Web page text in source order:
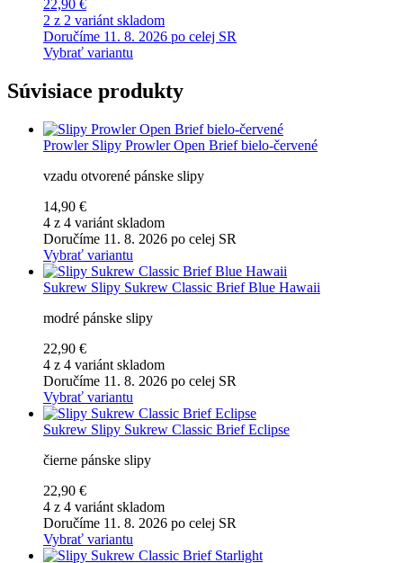
22,90 €
2 z 2 variánt skladom
Doručíme 11. 8. 2026 po celej SR
Vybrať variantu
Súvisiace produkty
Prowler Slipy Prowler Open Brief bielo-červené
vzadu otvorené pánske slipy
14,90 €
4 z 4 variánt skladom
Doručíme 11. 8. 2026 po celej SR
Vybrať variantu
Sukrew Slipy Sukrew Classic Brief Blue Hawaii
modré pánske slipy
22,90 €
4 z 4 variánt skladom
Doručíme 11. 8. 2026 po celej SR
Vybrať variantu
Sukrew Slipy Sukrew Classic Brief Eclipse
čierne pánske slipy
22,90 €
4 z 4 variánt skladom
Doručíme 11. 8. 2026 po celej SR
Vybrať variantu